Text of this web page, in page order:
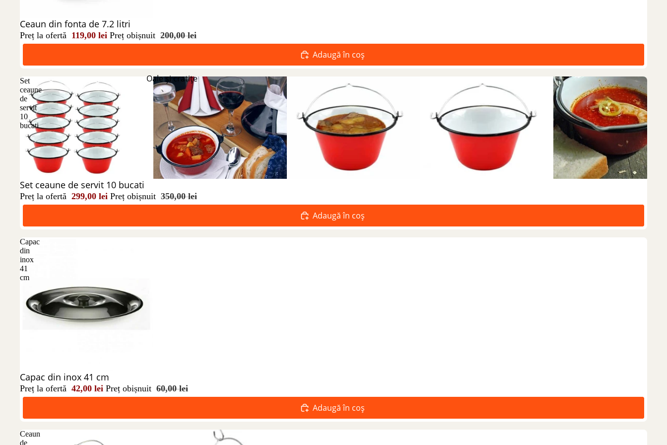
Oale și cratițe
Reducere 41%
Ceaun din fonta de 7.2 litri
Preț la ofertă 119,00 lei Preț obișnuit 200,00 lei
Adaugă în coș
Set
ceaune
de
servit
10
bucati
Reducere 15%
Set ceaune de servit 10 bucati
Preț la ofertă 299,00 lei Preț obișnuit 350,00 lei
Adaugă în coș
Capac
din
inox
41
cm
Reducere 30%
Capac din inox 41 cm
Preț la ofertă 42,00 lei Preț obișnuit 60,00 lei
Adaugă în coș
Ceaun
de